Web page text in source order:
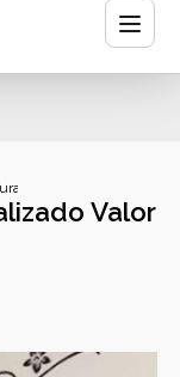
personalizado valor
Valor